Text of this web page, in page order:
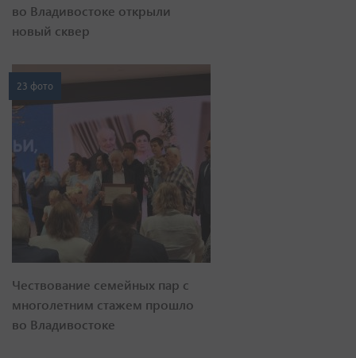
во Владивостоке открыли
новый сквер
23 фото
Чествование семейных пар с
многолетним стажем прошло
во Владивостоке